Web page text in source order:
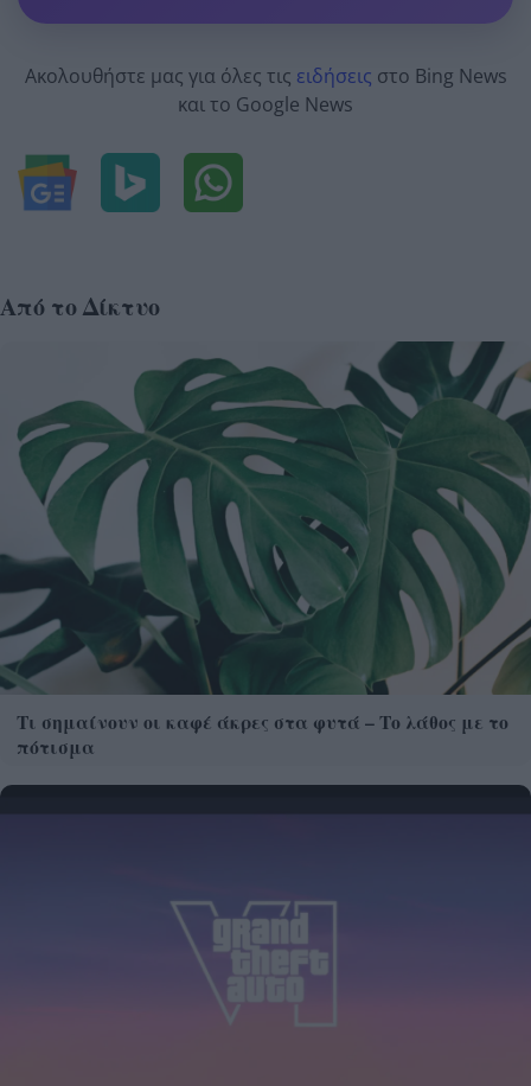
Ακολουθήστε μας για όλες τις ειδήσεις στο Bing News
και το Google News
Από το Δίκτυο
Τι σημαίνουν οι καφέ άκρες στα φυτά – Το λάθος με το
πότισμα